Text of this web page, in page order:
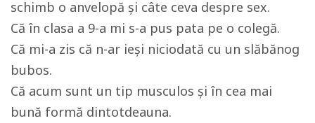
schimb o anvelopă şi câte ceva despre sex.
Că în clasa a 9-a mi s-a pus pata pe o colegă.
Că mi-a zis că n-ar ieşi niciodată cu un slăbănog
bubos.
Că acum sunt un tip musculos şi în cea mai
bună formă dintotdeauna.